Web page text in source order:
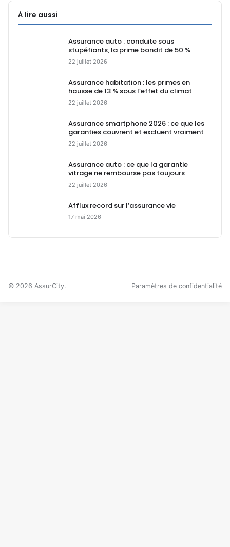
À lire aussi
Assurance auto : conduite sous
stupéfiants, la prime bondit de 50 %
22 juillet 2026
Assurance habitation : les primes en
hausse de 13 % sous l’effet du climat
22 juillet 2026
Assurance smartphone 2026 : ce que les
garanties couvrent et excluent vraiment
22 juillet 2026
Assurance auto : ce que la garantie
vitrage ne rembourse pas toujours
22 juillet 2026
Afflux record sur l’assurance vie
17 mai 2026
© 2026 AssurCity. Paramètres de confidentialité